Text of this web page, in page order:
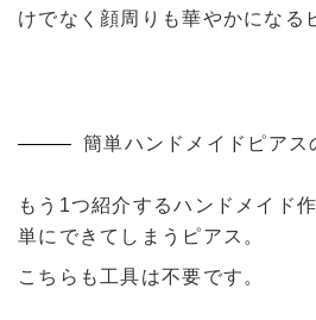
けでなく顔周りも華やかになる
簡単ハンドメイドピアス
もう1つ紹介するハンドメイド
単にできてしまうピアス。
こちらも工具は不要です。